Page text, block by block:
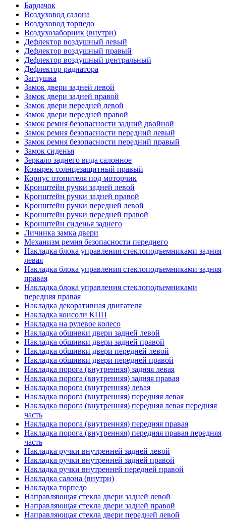
Бардачок
Воздуховод салона
Воздуховод торпедо
Воздухозаборник (внутри)
Дефлектор воздушный левый
Дефлектор воздушный правый
Дефлектор воздушный центральный
Дефлектор радиатора
Заглушка
Замок двери задней левой
Замок двери задней правой
Замок двери передней левой
Замок двери передней правой
Замок ремня безопасности задний двойной
Замок ремня безопасности передний левый
Замок ремня безопасности передний правый
Замок сиденья
Зеркало заднего вида салонное
Козырек солнцезащитный правый
Корпус отопителя под моторчик
Кронштейн ручки задней левой
Кронштейн ручки задней правой
Кронштейн ручки передней левой
Кронштейн ручки передней правой
Кронштейн сиденья заднего
Личинка замка двери
Механизм ремня безопасности переднего
Накладка блока управления стеклоподъемниками задняя
левая
Накладка блока управления стеклоподъемниками задняя
правая
Накладка блока управления стеклоподъемниками
передняя правая
Накладка декоративная двигателя
Накладка консоли КПП
Накладка на рулевое колесо
Накладка обшивки двери задней левой
Накладка обшивки двери задней правой
Накладка обшивки двери передней левой
Накладка обшивки двери передней правой
Накладка порога (внутренняя) задняя левая
Накладка порога (внутренняя) задняя правая
Накладка порога (внутренняя) левая
Накладка порога (внутренняя) передняя левая
Накладка порога (внутренняя) передняя левая передняя
часть
Накладка порога (внутренняя) передняя правая
Накладка порога (внутренняя) передняя правая передняя
часть
Накладка ручки внутренней задней левой
Накладка ручки внутренней задней правой
Накладка ручки внутренней передней правой
Накладка салона (внутри)
Накладка торпедо
Направляющая стекла двери задней левой
Направляющая стекла двери задней правой
Направляющая стекла двери передней левой